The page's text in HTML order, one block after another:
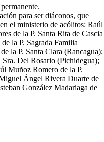
para ser diáconos, que
el ministerio de acólitos: Raúl
de la P. Santa Rita de Cascia
la P. Sagrada Familia
la P. Santa Clara (Rancagua);
Sra. Del Rosario (Pichidegua);
Muñoz Romero de la P.
Ángel Rivera Duarte de
González Madariaga de